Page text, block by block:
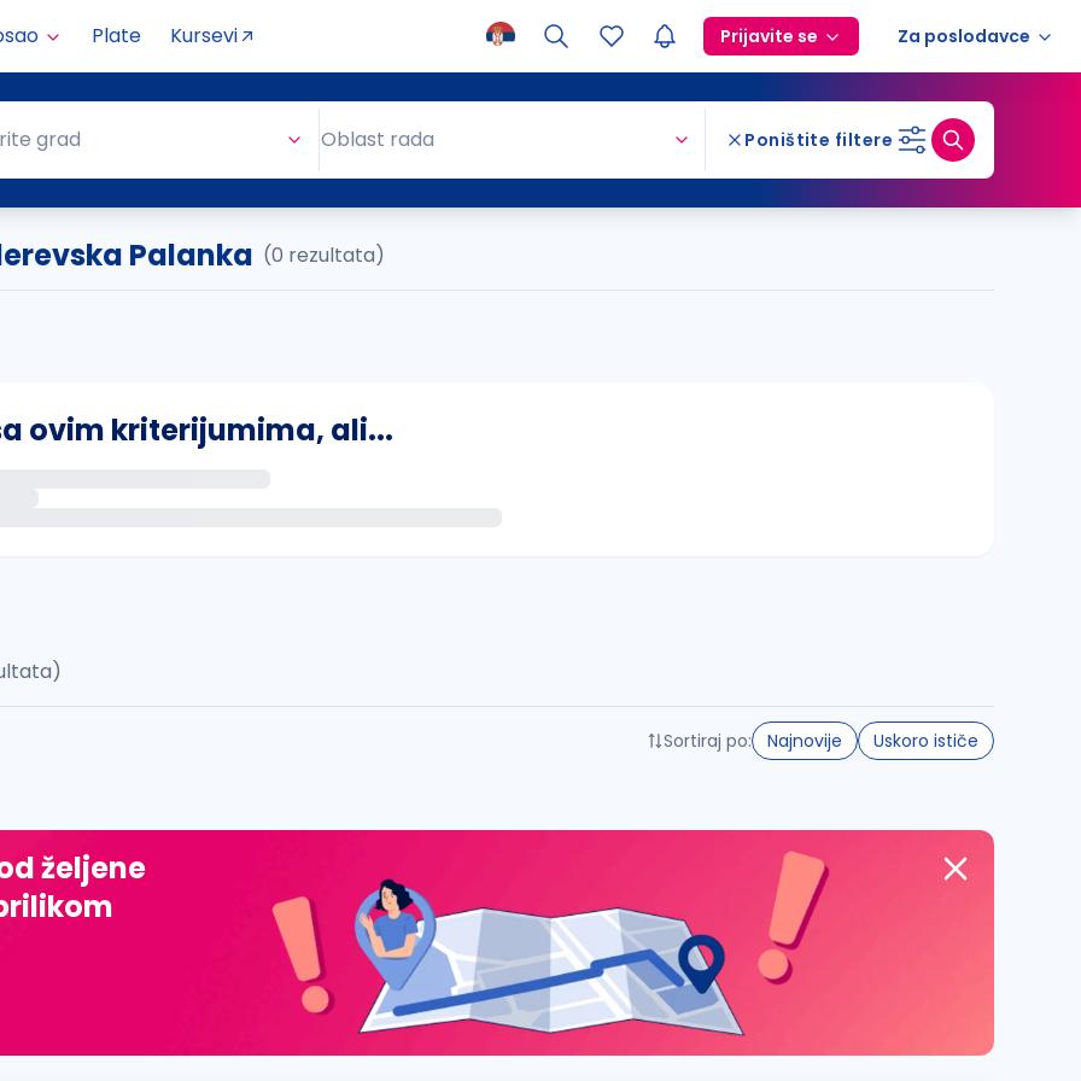
Plate Kursevi Prijavite se Za poslodavce
grad Oblast rada Poništite filtere
Palanka (0 rezultata)
ovim kriterijumima, ali...
đ, ž, dž)
Sortiraj po: Najnovije Uskoro ističe
željene